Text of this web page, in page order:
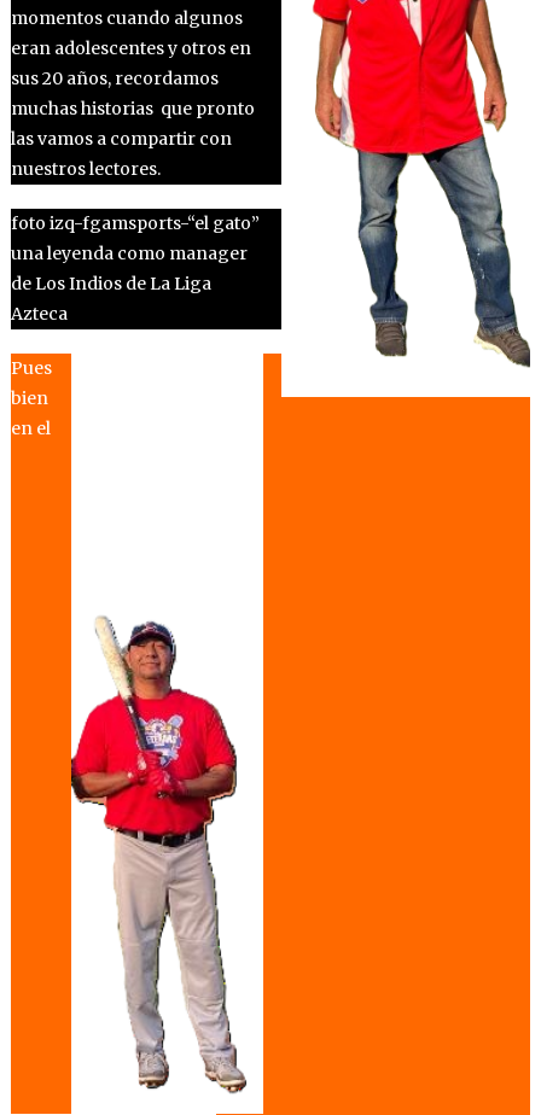
momentos cuando algunos
eran adolescentes y otros en
sus 20 años, recordamos
muchas historias que pronto
las vamos a compartir con
nuestros lectores.
foto izq-fgamsports-“el gato”
una leyenda como manager
de Los Indios de La Liga
Azteca
Pues
bien
en el